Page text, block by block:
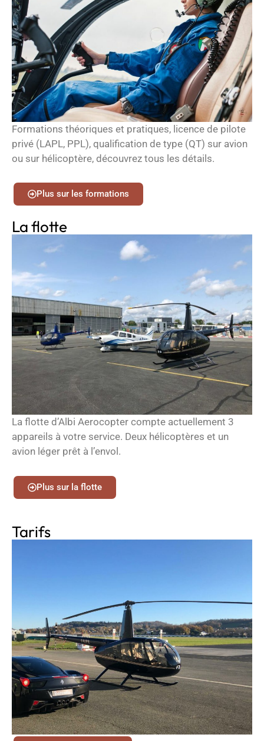
Formations théoriques et pratiques, licence de pilote
privé (LAPL, PPL), qualification de type (QT) sur avion
ou sur hélicoptère, découvrez tous les détails.
Plus sur les formations
La flotte
La flotte d’Albi Aerocopter compte actuellement 3
appareils à votre service. Deux hélicoptères et un
avion léger prêt à l’envol.
Plus sur la flotte
Tarifs